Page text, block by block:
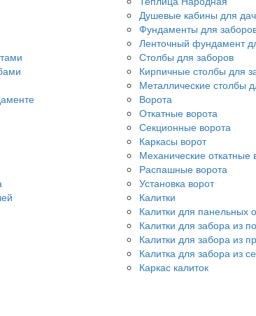
Душевые кабины для
Фундаменты для
Ленточный фундамент
Столбы для заборов
Кирпичные столбы для
Металлические столбы
Ворота
Откатные ворота
Секционные ворота
Каркасы ворот
Механические откатные
Распашные ворота
Установка ворот
Калитки
Калитки для панельных
Калитки для забора из
Калитки для забора из
Калитка для забора из
Каркас калиток